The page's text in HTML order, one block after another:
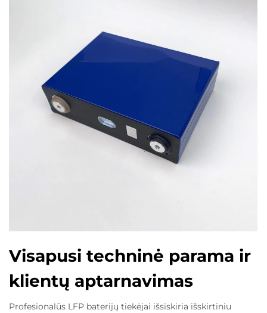
Visapusi techninė parama ir
klientų aptarnavimas
Profesionalūs LFP baterijų tiekėjai išsiskiria išskirtiniu